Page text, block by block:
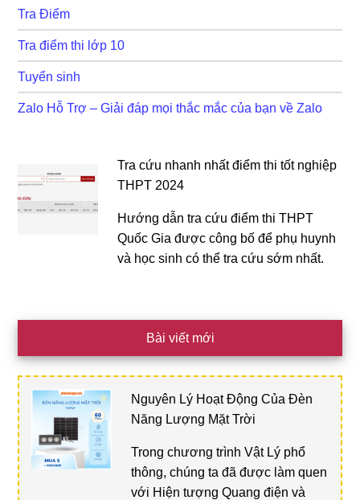
Tra Điểm
Tra điểm thi lớp 10
Tuyển sinh
Zalo Hỗ Trợ – Giải đáp mọi thắc mắc của bạn về Zalo
Tra cứu nhanh nhất điểm thi tốt nghiệp
THPT 2024
Hướng dẫn tra cứu điểm thi THPT
Quốc Gia được công bố để phụ huynh
và học sinh có thể tra cứu sớm nhất.
Bài viết mới
Nguyên Lý Hoạt Động Của Đèn
Năng Lượng Mặt Trời
Trong chương trình Vật Lý phổ
thông, chúng ta đã được làm quen
với Hiện tượng Quang điện và